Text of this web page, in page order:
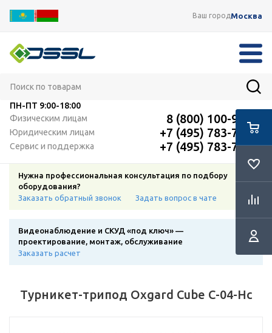
Ваш городМосква
ПН-ПТ 9:00-18:00
Физическим лицам
8 (800) 100-91-12
Юридическим лицам +7 (495) 783-72-87
Сервис и поддержка +7 (495) 783-72-87
Нужна профессиональная консультация по подбору
оборудования?
Заказать обратный звонок
Задать вопрос в чате
Видеонаблюдение и СКУД «под ключ» —
проектирование, монтаж, обслуживание
Заказать расчет
Турникет-трипод Oxgard Cube С-04-Hc